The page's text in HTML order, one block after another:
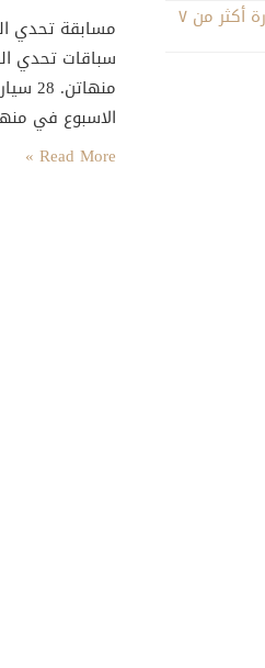
مسابقة تحدي
سباقات تحدي
الاسبوع في
Read More »
فضيحة فولكس فاجن وخسارة أكثر من ٧